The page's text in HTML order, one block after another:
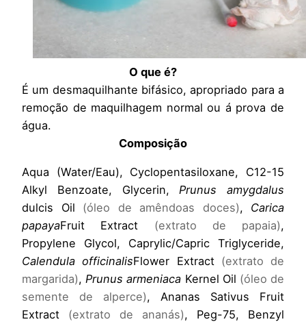
O que é?
É um desmaquilhante bifásico, apropriado para a
remoção de maquilhagem normal ou á prova de
água.
Composição
Aqua (Water/Eau), Cyclopentasiloxane, C12-15
Alkyl Benzoate, Glycerin, Prunus amygdalus
dulcis Oil (óleo de amêndoas doces), Carica
papayaFruit Extract (extrato de papaia),
Propylene Glycol, Caprylic/Capric Triglyceride,
Calendula officinalisFlower Extract (extrato de
margarida), Prunus armeniaca Kernel Oil (óleo de
semente de alperce), Ananas Sativus Fruit
Extract (extrato de ananás), Peg-75, Benzyl